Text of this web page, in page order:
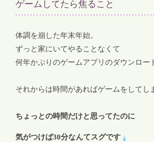
ゲームしてたら焦ること
体調を崩した年末年始。
ずっと家にいてやることなくて
何年かぶりのゲームアプリのダウンロー
それからは時間があればゲームをしてし
ちょっとの時間だけと思ってたのに
気がつけば30分なんてスグです